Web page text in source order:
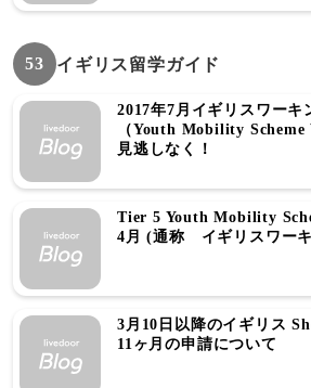
53 イギリス留学ガイド
2017年7月イギリスワーキ
（Youth Mobility
見逃しなく！
Tier 5 Youth Mobility
4月 (通称 イギリスワーキ
3月10日以降のイギリス
11ヶ月の申請について